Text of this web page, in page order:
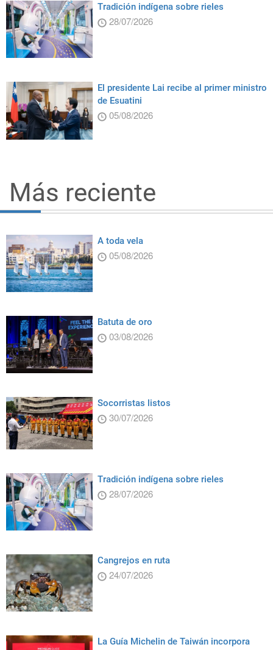
Tradición indígena sobre rieles
28/07/2026
El presidente Lai recibe al primer ministro
de Esuatini
05/08/2026
Más reciente
A toda vela
05/08/2026
Batuta de oro
03/08/2026
Socorristas listos
30/07/2026
Tradición indígena sobre rieles
28/07/2026
Cangrejos en ruta
24/07/2026
La Guía Michelin de Taiwán incorpora